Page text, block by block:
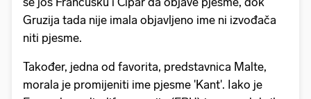
Gruzija tada nije imala objavljeno ime ni izvođača
niti pjesme.
Također, jedna od favorita, predstavnica Malte,
morala je promijeniti ime pjesme 'Kant'. Iako je